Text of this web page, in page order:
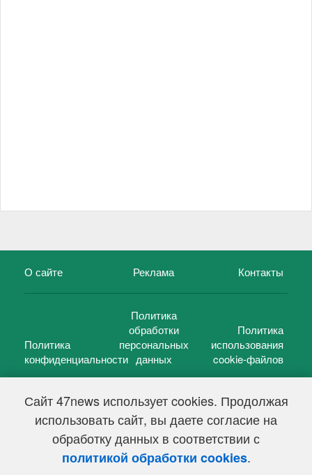
Сайт 47news использует cookies. Продолжая
использовать сайт, вы даете согласие на
обработку данных в соответствии с
политикой обработки cookies.
О сайте Реклама Контакты
Политика
конфиденциальности
Политика
обработки
персональных
данных
Политика
использования
cookie-файлов
47 новостей (47 news)2005 — 2026 г.
Свидетельство о регистрации СМИ Эл № ФС 77-39848, выдано
Федеральной службой по надзору в сфере связи,
информационных технологий и массовых коммуникаций